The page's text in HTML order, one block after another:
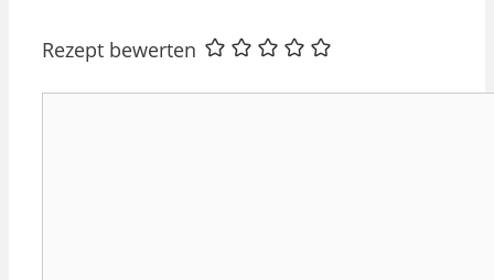
Rezept bewerten